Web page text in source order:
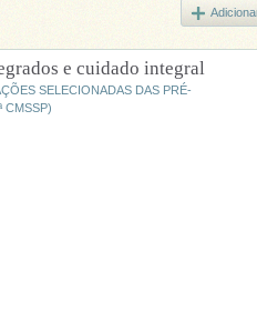
e cuidado integral
SELECIONADAS DAS PRÉ-
CMSSP)